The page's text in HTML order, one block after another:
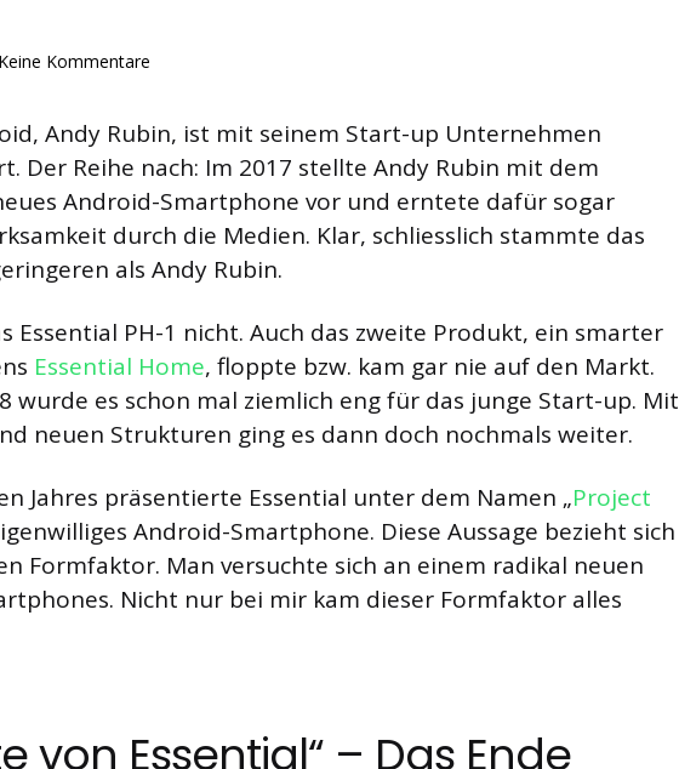
Keine Kommentare
Andy Rubin, ist mit seinem Start-up Unternehmen
Der Reihe nach: Im 2017 stellte Andy Rubin mit dem
Android-Smartphone vor und erntete dafür sogar
durch die Medien. Klar, schliesslich stammte das
als Andy Rubin.
Essential PH-1 nicht. Auch das zweite Produkt, ein smarter
Essential Home, floppte bzw. kam gar nie auf den Markt.
wurde es schon mal ziemlich eng für das junge Start-up. Mit
neuen Strukturen ging es dann doch nochmals weiter.
Jahres präsentierte Essential unter dem Namen „Project
Android-Smartphone. Diese Aussage bezieht sich
Formfaktor. Man versuchte sich an einem radikal neuen
Nicht nur bei mir kam dieser Formfaktor alles
von Essential“ – Das Ende